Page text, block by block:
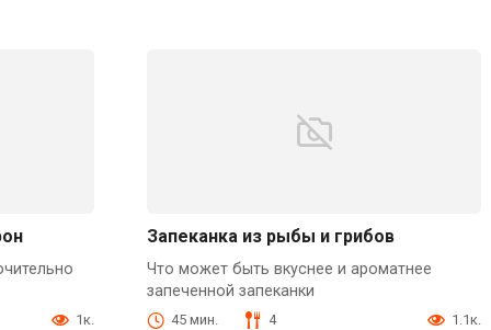
1к.
Запеканка из рыбы и грибов
Что может быть вкуснее и ароматнее
запеченной запеканки
45 мин. 4 1.1к.